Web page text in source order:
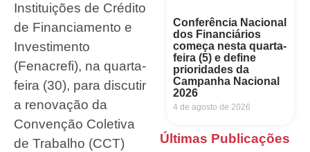
Instituições de Crédito
de Financiamento e
Investimento
(Fenacrefi), na quarta-
feira (30), para discutir
a renovação da
Convenção Coletiva
de Trabalho (CCT)
Conferência Nacional
dos Financiários
começa nesta quarta-
feira (5) e define
prioridades da
Campanha Nacional
2026
4 de agosto de 2026
Últimas Publicações